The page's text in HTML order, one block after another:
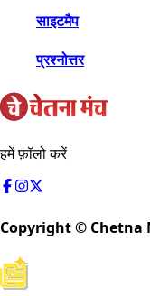
साइटमैप
प्रश्नोत्तर
हमें फ़ॉलो करें
Copyright © Chetna